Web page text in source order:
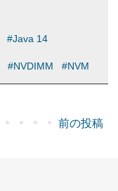
#Java 14
#NVDIMM #NVM
前の投稿